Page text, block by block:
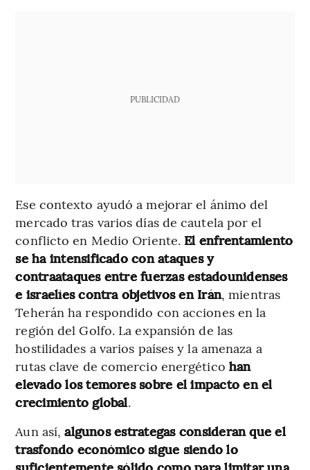
PUBLICIDAD
Ese contexto ayudó a mejorar el ánimo del
mercado tras varios días de cautela por el
conflicto en Medio Oriente. El enfrentamiento
se ha intensificado con ataques y
contraataques entre fuerzas estadounidenses
e israelíes contra objetivos en Irán, mientras
Teherán ha respondido con acciones en la
región del Golfo. La expansión de las
hostilidades a varios países y la amenaza a
rutas clave de comercio energético han
elevado los temores sobre el impacto en el
crecimiento global.
Aun así,algunos estrategas consideran que el
trasfondo económico sigue siendo lo
suficientemente sólido como para limitar una